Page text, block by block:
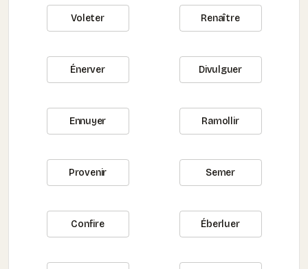
Voleter Renaître
Énerver Divulguer
Ennuyer Ramollir
Provenir Semer
Confire Éberluer